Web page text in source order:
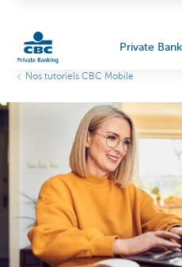
Private
Nos tutoriels CBC Mobile